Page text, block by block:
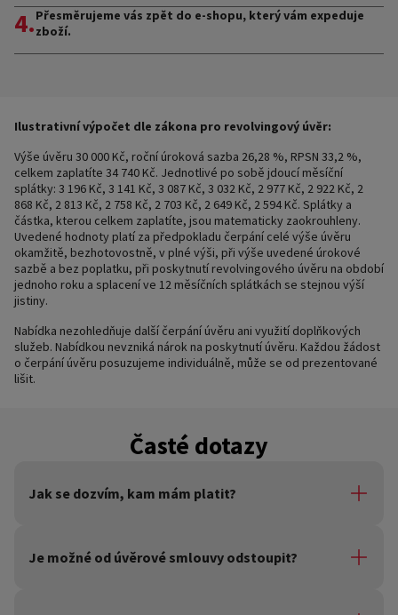
4.Přesměrujeme vás zpět do e-shopu, který vám expeduje
zboží.
Ilustrativní výpočet dle zákona pro revolvingový úvěr:
Výše úvěru 30 000 Kč, roční úroková sazba 26,28 %, RPSN 33,2 %,
celkem zaplatíte 34 740 Kč. Jednotlivé po sobě jdoucí měsíční
splátky: 3 196 Kč, 3 141 Kč, 3 087 Kč, 3 032 Kč, 2 977 Kč, 2 922 Kč, 2
868 Kč, 2 813 Kč, 2 758 Kč, 2 703 Kč, 2 649 Kč, 2 594 Kč. Splátky a
částka, kterou celkem zaplatíte, jsou matematicky zaokrouhleny.
Uvedené hodnoty platí za předpokladu čerpání celé výše úvěru
okamžitě, bezhotovostně, v plné výši, při výše uvedené úrokové
sazbě a bez poplatku, při poskytnutí revolvingového úvěru na období
jednoho roku a splacení ve 12 měsíčních splátkách se stejnou výší
jistiny.
Nabídka nezohledňuje další čerpání úvěru ani využití doplňkových
služeb. Nabídkou nevzniká nárok na poskytnutí úvěru. Každou žádost
o čerpání úvěru posuzujeme individuálně, může se od prezentované
lišit.
Časté dotazy
Jak se dozvím, kam mám platit?
každý měsíc.
Je možné od úvěrové smlouvy odstoupit?